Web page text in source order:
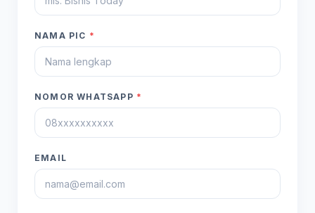
NAMA PIC *
NOMOR WHATSAPP *
EMAIL